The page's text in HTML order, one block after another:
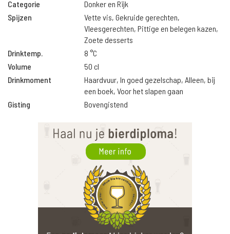
Categorie
Donker en Rijk
Spijzen
Vette vis, Gekruide gerechten,
Vleesgerechten, Pittige en belegen kazen,
Zoete desserts
Drinktemp.
8 °C
Volume
50 cl
Drinkmoment
Haardvuur, In goed gezelschap, Alleen, bij
een boek, Voor het slapen gaan
Gisting
Bovengistend